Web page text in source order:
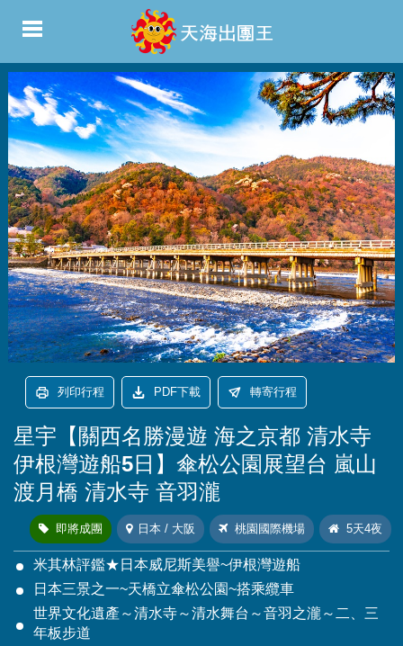
列印行程 PDF下載 轉寄行程
星宇【關西名勝漫遊 海之京都 清水寺
伊根灣遊船5日】傘松公園展望台 嵐山
渡月橋 清水寺 音羽瀧
即將成團 日本 / 大阪 桃園國際機場 5天4夜
米其林評鑑★日本威尼斯美譽~伊根灣遊船
日本三景之一~天橋立傘松公園~搭乘纜車
世界文化遺產～清水寺～清水舞台～音羽之瀧～二、三
年板步道